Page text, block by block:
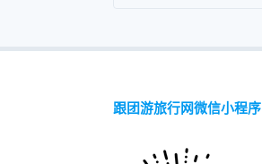
跟团游旅行网微信小程序